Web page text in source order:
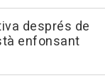
després de
enfonsant